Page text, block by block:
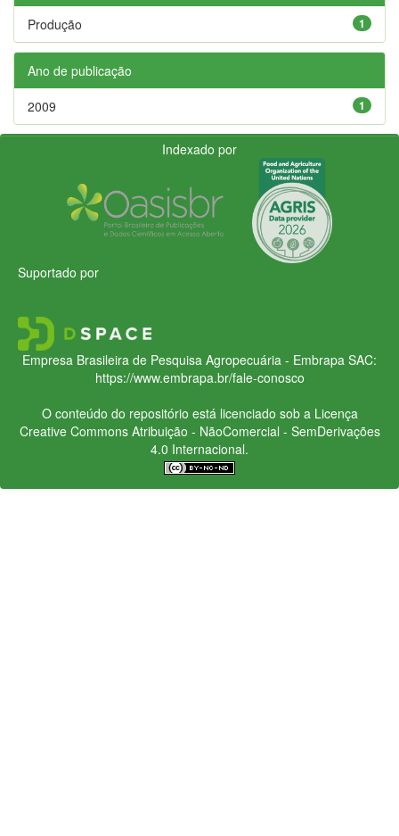
1
Produção
Ano de publicação
1
2009
Indexado por
Suportado por
Empresa Brasileira de Pesquisa Agropecuária - Embrapa SAC:
https://www.embrapa.br/fale-conosco
O conteúdo do repositório está licenciado sob a Licença
Creative CommonsAtribuição - NãoComercial - SemDerivações
4.0 Internacional.